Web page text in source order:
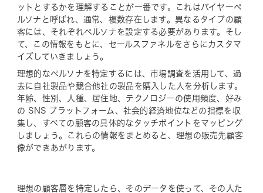
ットとするかを理解することが一番です。これはバイヤーペ
ルソナと呼ばれ、通常、複数存在します。異なるタイプの顧
客には、それぞれペルソナを設定する必要があります。そし
て、この情報をもとに、セールスファネルをさらにカスタマ
イズしていきましょう。
理想的なペルソナを特定するには、市場調査を活用して、過
去に自社製品や競合他社の製品を購入した人を分析します。
年齢、性別、人種、居住地、テクノロジーの使用頻度、好み
の SNS プラットフォーム、社会的経済地位などの指標を収
集し、すべての顧客の具体的なタッチポイントをマッピング
しましょう。これらの情報をまとめると、理想の販売先顧客
像ができあがります。
理想の顧客層を特定したら、そのデータを使って、その人た